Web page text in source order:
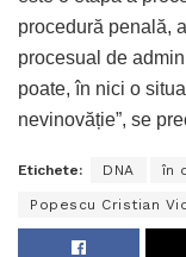
procedură penală,
procesual de
poate, în nici o
nevinovăție”, se
Etichete: DNA în
Popescu Cristian